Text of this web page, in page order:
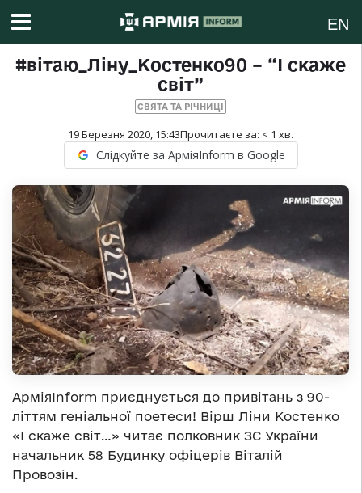
EN
#вітаю_Ліну_Костенко90 – “І скаже
світ”
СВЯТА ТА РІЧНИЦІ
19 Березня 2020, 15:43Прочитаєте за: < 1 хв.
Слідкуйте за АрміяInform в Google
АрміяInform приєднується до привітань з 90-
літтям геніальної поетеси! Вірш Ліни Костенко
«І скаже світ…» читає полковник ЗС України
начальник 58 Будинку офіцерів Віталій
Провозін.